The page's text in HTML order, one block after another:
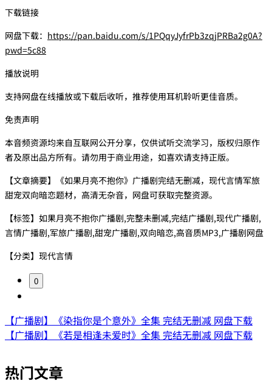
下载链接
网盘下载： https://pan.baidu.com/s/1PQqyJyfrPb3zqjPRBa2g0A?
pwd=5c88
播放说明
支持网盘在线播放或下载后收听，推荐使用耳机聆听更佳音质。
免责声明
本音频资源均来自互联网公开分享，仅供试听交流学习，版权归原作
者及原出品方所有。请勿用于商业用途，如喜欢请支持正版。
【文章摘要】《如果月亮不抱你》广播剧完结无删减，现代言情军旅
甜宠双向暗恋题材，高清无杂音，网盘可获取完整资源。
【标签】如果月亮不抱你广播剧,完整未删减,完结广播剧,现代广播剧,
言情广播剧,军旅广播剧,甜宠广播剧,双向暗恋,高音质MP3,广播剧网盘
【分类】现代言情
0
【广播剧】《染指你是个意外》全集 完结无删减 网盘下载
【广播剧】《若是相逢未爱时》全集 完结无删减 网盘下载
热门文章